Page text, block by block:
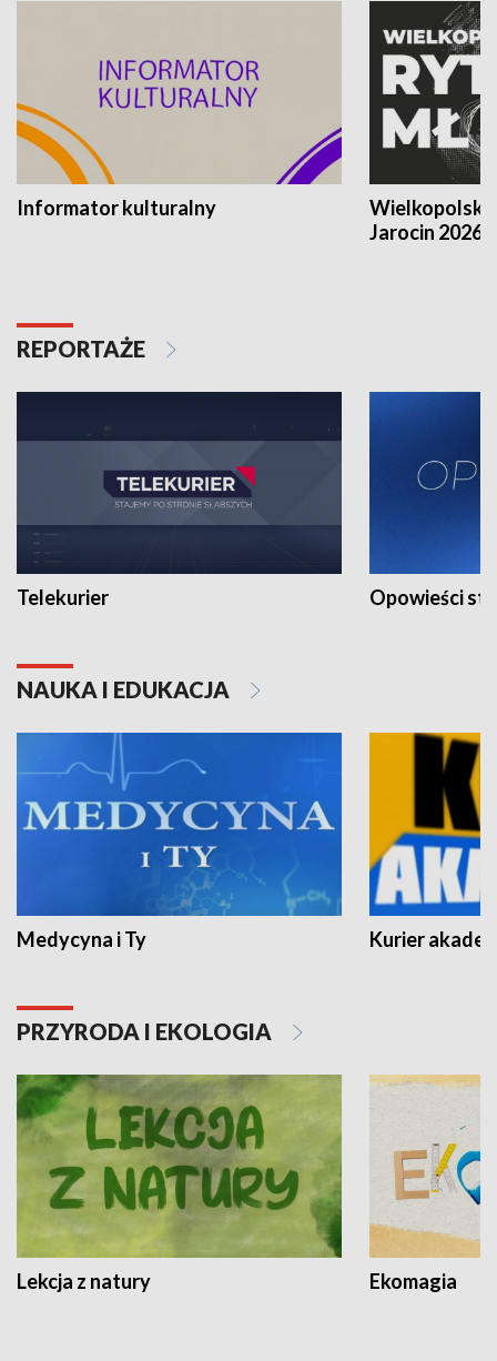
Informator kulturalny
Jarocin 2026
REPORTAŻE
Telekurier Opowieści
NAUKA I EDUKACJA
Medycyna i Ty Kurier
PRZYRODA I EKOLOGIA
Lekcja z natury Ekomagia